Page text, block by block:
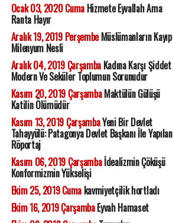
Ocak 03, 2020 CumaHizmete Eyvallah Ama
Ranta Hayır
Aralık 19, 2019 PerşembeMüslümanların Kayıp
Milenyum Nesli
Aralık 04, 2019 ÇarşambaKadına Karşı Şiddet
Modern Ve Seküler Toplumun Sorunudur
Kasım 20, 2019 ÇarşambaMaktülün Gülüşü
Katilin Ölümüdür
Kasım 13, 2019 ÇarşambaYeni Bir Devlet
Tahayyülü: Patagonya Devlet Başkanı İle Yapılan
Röportaj
Kasım 06, 2019 Çarşambaİdealizmin Çöküşü
Konformizmin Yükselişi
Ekim 25, 2019 Cumakavmiyetçilik hortladı
Ekim 16, 2019 ÇarşambaEyvah Hamaset